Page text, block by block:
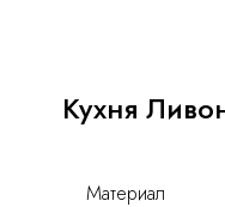
Доставка и оплата
Гарантии и качество
Кухня
Материал